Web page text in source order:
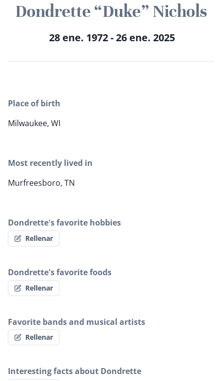
Dondrette “Duke” Nichols
28 ene. 1972 - 26 ene. 2025
Place of birth
Milwaukee, WI
Most recently lived in
Murfreesboro, TN
Dondrette's favorite hobbies
Rellenar
Dondrette's favorite foods
Rellenar
Favorite bands and musical artists
Rellenar
Interesting facts about Dondrette